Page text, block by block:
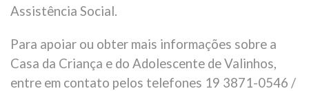
Assistência Social.
Para apoiar ou obter mais informações sobre a
Casa da Criança e do Adolescente de Valinhos,
entre em contato pelos telefones 19 3871-0546 /